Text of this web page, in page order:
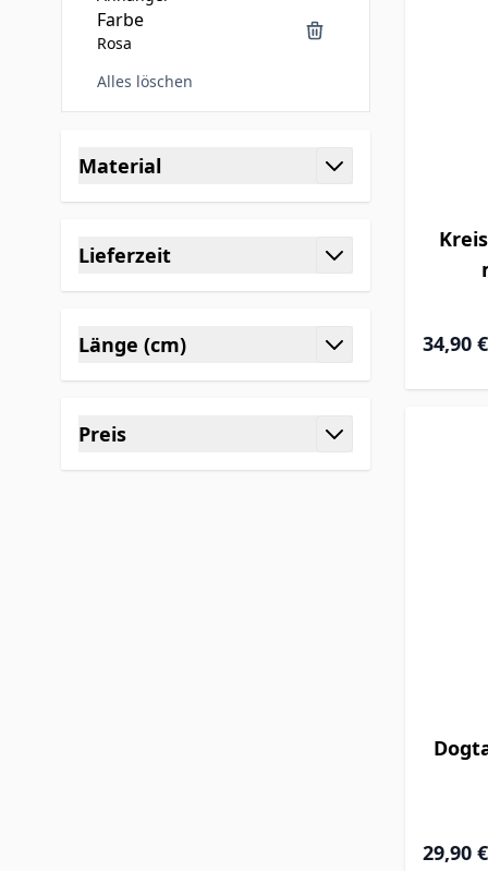
Farbe
Rosa
Alles löschen
Material
Lieferzeit
Länge (cm)
Preis
34,90 €
29,90 €